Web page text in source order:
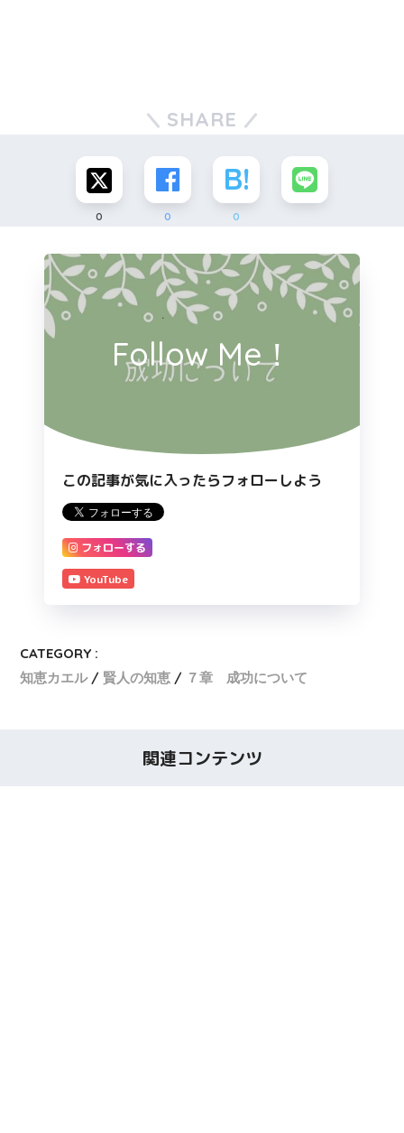
SHARE
0 0 0
Follow Me！
この記事が気に入ったらフォローしよう
フォローする
YouTube
CATEGORY :
知恵カエル
賢人の知恵 ７章 成功について
関連コンテンツ